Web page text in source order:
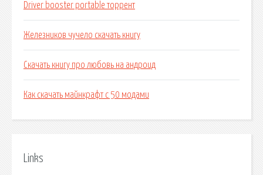
Driver booster portable торрент
Железников чучело скачать книгу
Скачать книгу про любовь на андроид
Как скачать майнкрафт с 50 модами
Links